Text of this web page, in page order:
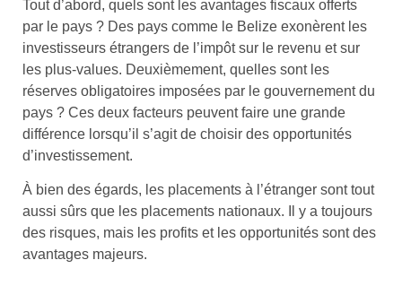
Tout d’abord, quels sont les avantages fiscaux offerts
par le pays ? Des pays comme le Belize exonèrent les
investisseurs étrangers de l’impôt sur le revenu et sur
les plus-values. Deuxièmement, quelles sont les
réserves obligatoires imposées par le gouvernement du
pays ? Ces deux facteurs peuvent faire une grande
différence lorsqu’il s’agit de choisir des opportunités
d’investissement.
À bien des égards, les placements à l’étranger sont tout
aussi sûrs que les placements nationaux. Il y a toujours
des risques, mais les profits et les opportunités sont des
avantages majeurs.